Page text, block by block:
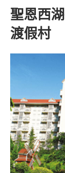
聖恩西
渡假村